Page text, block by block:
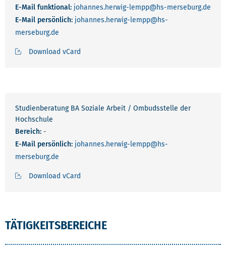
E-Mail funktional: johannes.herwig-lempp@hs-merseburg.de
E-Mail persönlich: johannes.herwig-lempp@hs-
merseburg.de
Download vCard
Studienberatung BA Soziale Arbeit / Ombudsstelle der
Hochschule
Bereich: -
E-Mail persönlich: johannes.herwig-lempp@hs-
merseburg.de
Download vCard
TÄTIGKEITSBEREICHE